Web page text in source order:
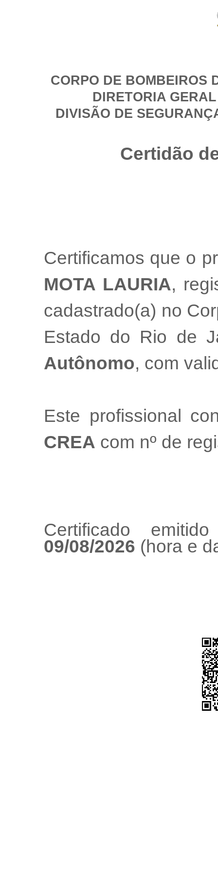
CORPO DE BOMBEIROS
DIRETORIA
DIVISÃO DE
Certidão
Certificamos que o
MOTA LAURIA,
cadastrado(a) no
Estado do Rio de
Autônomo, com
Este profissional
CREA com nº de
Certificado
09/08/2026 (hora e